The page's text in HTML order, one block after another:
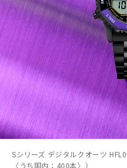
Sシリーズ デジタルクオーツ
〈うち国内：400本〉）